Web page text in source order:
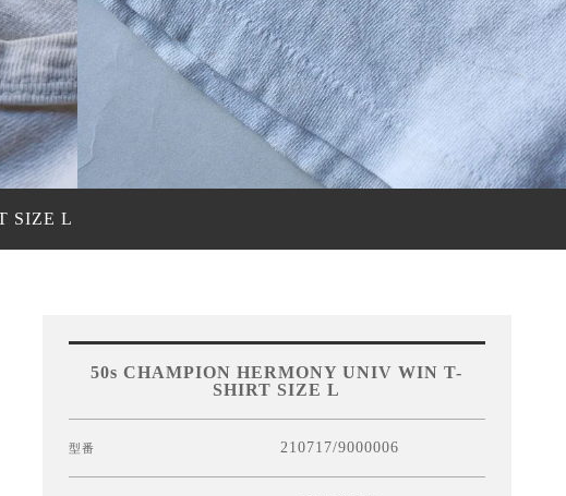
SIZE L
50s CHAMPION HERMONY UNIV WIN T-
SHIRT SIZE L
型番 210717/9000006